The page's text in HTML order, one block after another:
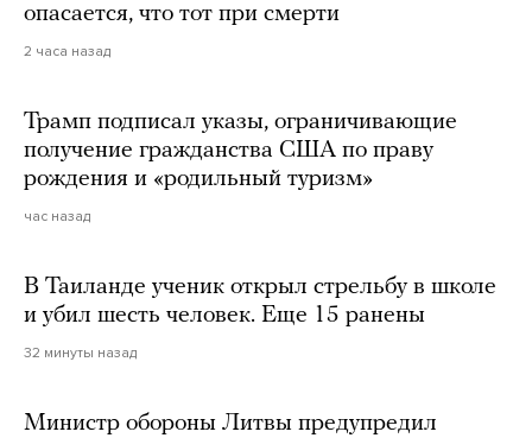
опасается, что тот при смерти
2 часа назад
Трамп подписал указы, ограничивающие
получение гражданства США по праву
рождения и «родильный туризм»
час назад
В Таиланде ученик открыл стрельбу в школе
и убил шесть человек. Еще 15 ранены
32 минуты назад
Министр обороны Литвы предупредил